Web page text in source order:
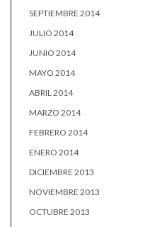
SEPTIEMBRE 2014
JULIO 2014
JUNIO 2014
MAYO 2014
ABRIL 2014
MARZO 2014
FEBRERO 2014
ENERO 2014
DICIEMBRE 2013
NOVIEMBRE 2013
OCTUBRE 2013